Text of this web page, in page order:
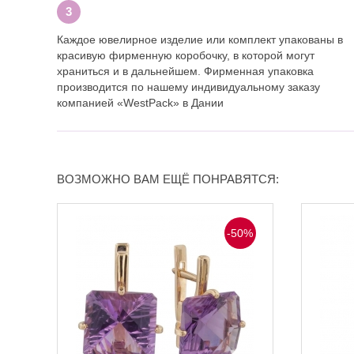
Каждое ювелирное изделие или комплект упакованы в
красивую фирменную коробочку, в которой могут
храниться и в дальнейшем. Фирменная упаковка
производится по нашему индивидуальному заказу
компанией «WestPack» в Дании
ВОЗМОЖНО ВАМ ЕЩЁ ПОНРАВЯТСЯ:
-50%